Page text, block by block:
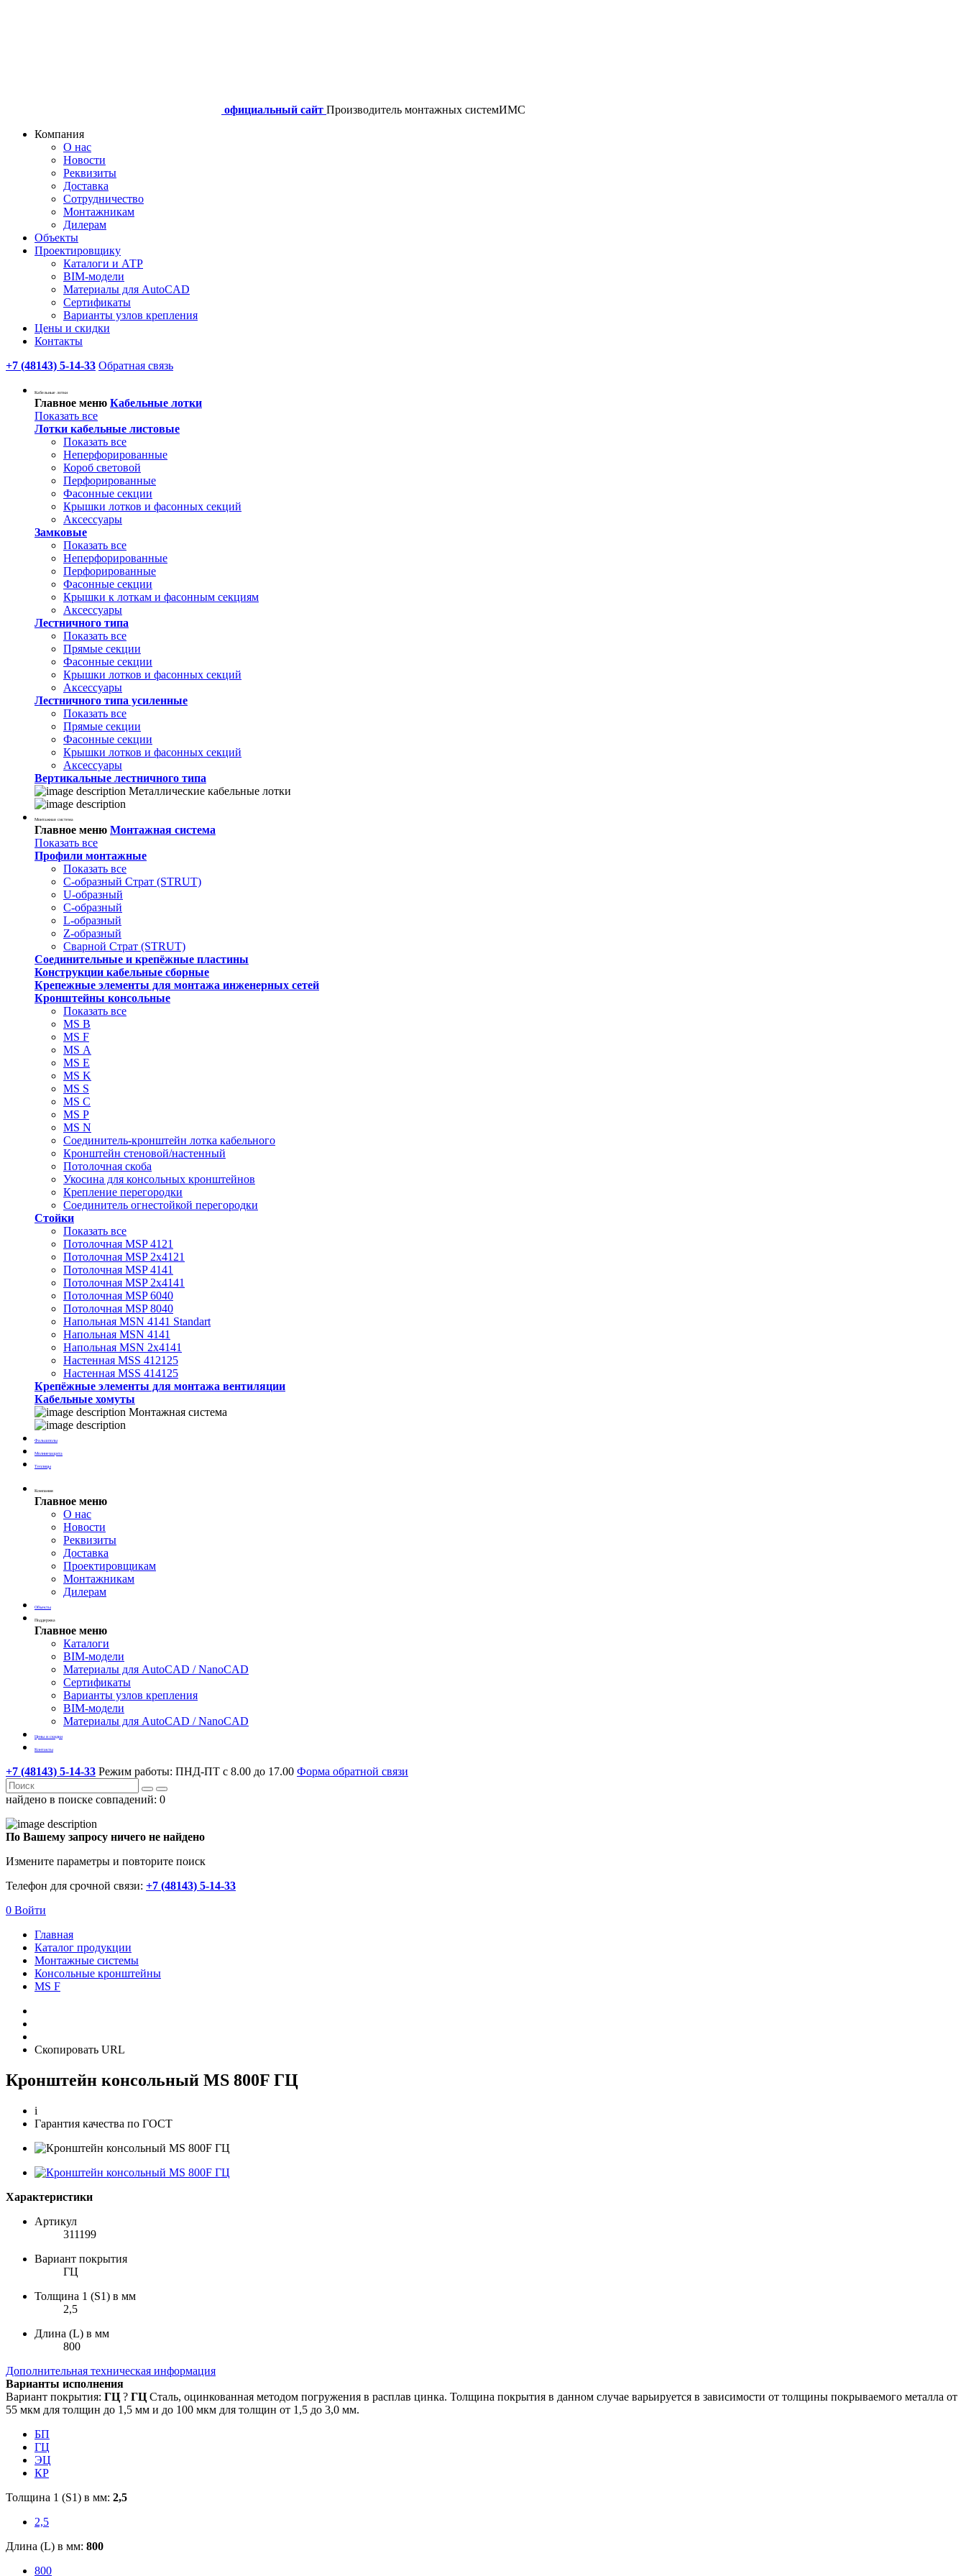
официальный сайт Производитель монтажных системИМС
Компания
О нас
Новости
Реквизиты
Доставка
Сотрудничество
Монтажникам
Дилерам
Объекты
Проектировщику
Каталоги и АТР
BIM-модели
Материалы для AutoCAD
Сертификаты
Варианты узлов крепления
Цены и скидки
Контакты
+7 (48143) 5-14-33 Обратная связь
Кабельные лотки
Главное меню Кабельные лотки
Показать все
Лотки кабельные листовые
Показать все
Неперфорированные
Короб световой
Перфорированные
Фасонные секции
Крышки лотков и фасонных секций
Аксессуары
Замковые
Показать все
Неперфорированные
Перфорированные
Фасонные секции
Крышки к лоткам и фасонным секциям
Аксессуары
Лестничного типа
Показать все
Прямые секции
Фасонные секции
Крышки лотков и фасонных секций
Аксессуары
Лестничного типа усиленные
Показать все
Прямые секции
Фасонные секции
Крышки лотков и фасонных секций
Аксессуары
Вертикальные лестничного типа
Металлические кабельные лотки
Монтажная система
Главное меню Монтажная система
Показать все
Профили монтажные
Показать все
С-образный Страт (STRUT)
U-образный
С-образный
L-образный
Z-образный
Сварной Страт (STRUT)
Соединительные и крепёжные пластины
Конструкции кабельные сборные
Крепежные элементы для монтажа инженерных сетей
Кронштейны консольные
Показать все
MS В
MS F
MS А
MS Е
MS K
MS S
MS C
MS P
MS N
Соединитель-кронштейн лотка кабельного
Кронштейн стеновой/настенный
Потолочная скоба
Укосина для консольных кронштейнов
Крепление перегородки
Соединитель огнестойкой перегородки
Стойки
Показать все
Потолочная MSP 4121
Потолочная MSP 2х4121
Потолочная MSP 4141
Потолочная MSP 2х4141
Потолочная MSP 6040
Потолочная MSP 8040
Напольная MSN 4141 Standart
Напольная MSN 4141
Напольная MSN 2х4141
Настенная MSS 412125
Настенная MSS 414125
Крепёжные элементы для монтажа вентиляции
Кабельные хомуты
Монтажная система
Фальшполы
Молниезащита
Теплицы
Компания
Главное меню
О нас
Новости
Реквизиты
Доставка
Проектировщикам
Монтажникам
Дилерам
Объекты
Поддержка
Главное меню
Каталоги
BIM-модели
Материалы для AutoCAD / NanoCAD
Сертификаты
Варианты узлов крепления
BIM-модели
Материалы для AutoCAD / NanoCAD
Цены и скидки
Контакты
+7 (48143) 5-14-33 Режим работы: ПНД-ПТ с 8.00 до 17.00 Форма обратной связи
найдено в поиске совпадений: 0
По Вашему запросу ничего не найдено
Измените параметры и повторите поиск
Телефон для срочной связи: +7 (48143) 5-14-33
0 Войти
Главная
Каталог продукции
Монтажные системы
Консольные кронштейны
MS F
Скопировать URL
Кронштейн консольный MS 800F ГЦ
i
Гарантия качества по ГОСТ
Характеристики
Артикул
311199
Вариант покрытия
ГЦ
Толщина 1 (S1) в мм
2,5
Длина (L) в мм
800
Дополнительная техническая информация
Варианты исполнения
Вариант покрытия: ГЦ ? ГЦ Сталь, оцинкованная методом погружения в расплав цинка. Толщина покрытия в данном случае варьируется в зависимости от толщины покрываемого металла от
55 мкм для толщин до 1,5 мм и до 100 мкм для толщин от 1,5 до 3,0 мм.
БП
ГЦ
ЭЦ
КР
Толщина 1 (S1) в мм: 2,5
2,5
Длина (L) в мм: 800
800